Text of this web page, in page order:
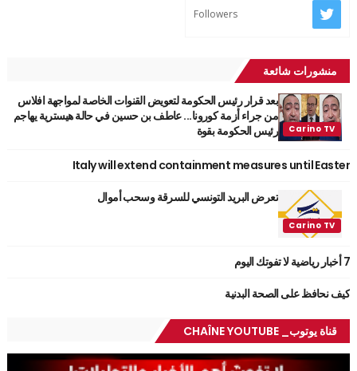
Followers
منشورات شائعة
بعد قرار رئيس الحكومة لتعويض القنوات الخاصة لمواجهة افلاس
من جراء أزمة كورونا... عاطف بن حسين في حالة هيسترية يهاجم
رئيس الحكومة بقوة
Italy will extend containment measures until Easter
تعرض البريد التونسي للسرقة وسحب أموال
7 أخبار رياضية لا تفوتك اليوم
كيف نحافظ على الصحة البدنية
قناة يوتوب_ CHAÎNE YOUTUBE